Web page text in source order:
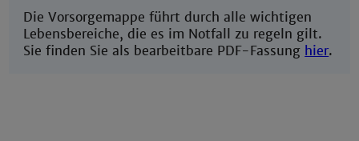
Die Vorsorgemappe führt durch alle wichtigen
Lebensbereiche, die es im Notfall zu regeln gilt.
Sie finden Sie als bearbeitbare PDF-Fassung hier.